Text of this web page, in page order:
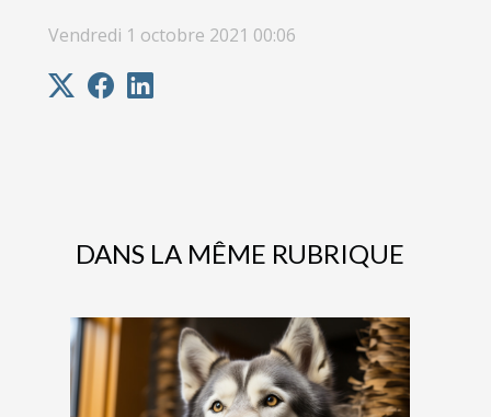
DANS LA MÊME RUBRIQUE
Vendredi 1 octobre 2021 00:06